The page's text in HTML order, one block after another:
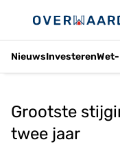
NieuwsInvesteren
Grootste
twee jaar